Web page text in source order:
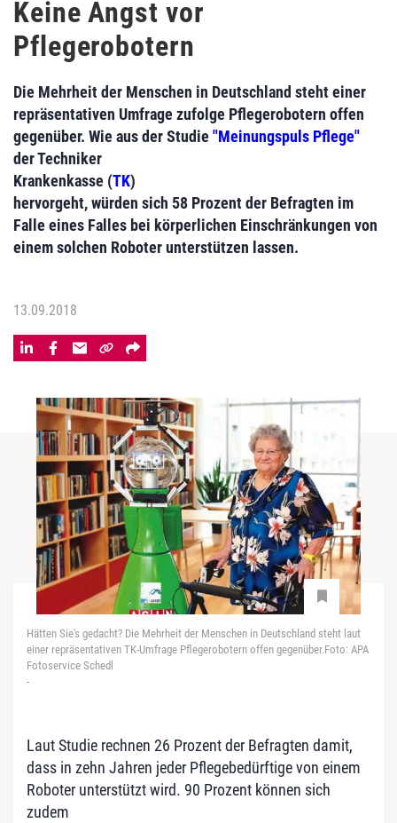
Keine Angst vor
Pflegerobotern
Die Mehrheit der Menschen in Deutschland steht einer
repräsentativen Umfrage zufolge Pflegerobotern offen
gegenüber. Wie aus der Studie "Meinungspuls Pflege"
der Techniker
Krankenkasse (TK)
hervorgeht, würden sich 58 Prozent der Befragten im
Falle eines Falles bei körperlichen Einschränkungen von
einem solchen Roboter unterstützen lassen.
13.09.2018
Hätten Sie's gedacht? Die Mehrheit der Menschen in Deutschland steht laut
einer repräsentativen TK-Umfrage Pflegerobotern offen gegenüber.Foto: APA
Fotoservice Schedl
-
Laut Studie rechnen 26 Prozent der Befragten damit,
dass in zehn Jahren jeder Pflegebedürftige von einem
Roboter unterstützt wird. 90 Prozent können sich
zudem